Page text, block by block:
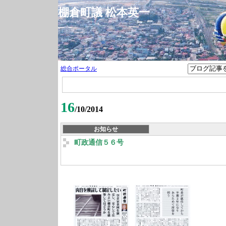
棚倉町議 松本英一
総合ポータル
16/10/2014
お知らせ
町政通信５６号